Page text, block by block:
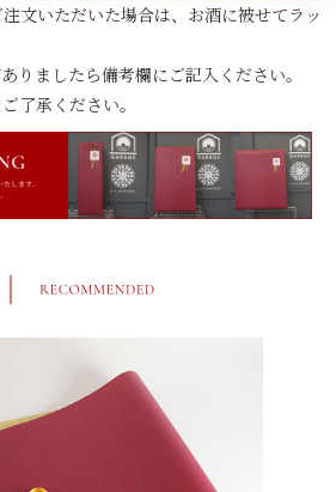
文いただいた場合は、お酒に被せてラッ
りましたら備考欄にご記入ください。
了承ください。